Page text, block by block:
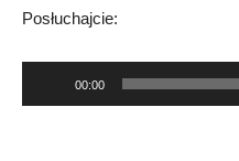
Posłuchajcie:
plików
00:00